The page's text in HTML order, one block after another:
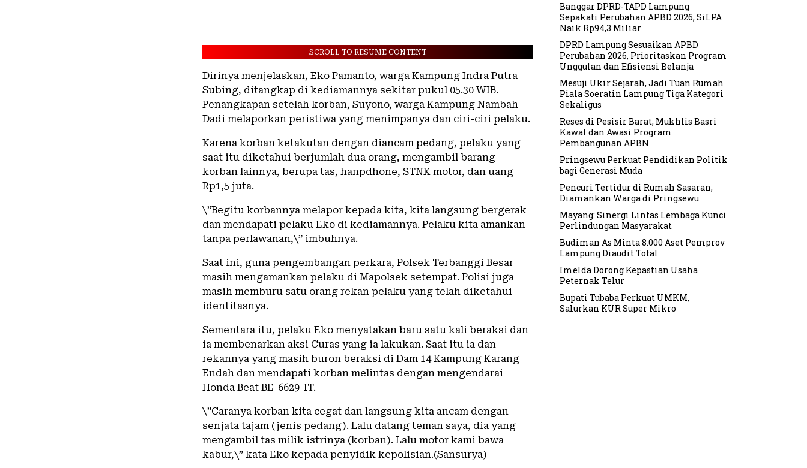
SCROLL TO RESUME CONTENT
Dirinya menjelaskan, Eko Pamanto, warga Kampung Indra Putra
Subing, ditangkap di kediamannya sekitar pukul 05.30 WIB.
Penangkapan setelah korban, Suyono, warga Kampung Nambah
Dadi melaporkan peristiwa yang menimpanya dan ciri-ciri pelaku.
Karena korban ketakutan dengan diancam pedang, pelaku yang
saat itu diketahui berjumlah dua orang, mengambil barang-
korban lainnya, berupa tas, hanpdhone, STNK motor, dan uang
Rp1,5 juta.
\”Begitu korbannya melapor kepada kita, kita langsung bergerak
dan mendapati pelaku Eko di kediamannya. Pelaku kita amankan
tanpa perlawanan,\” imbuhnya.
Saat ini, guna pengembangan perkara, Polsek Terbanggi Besar
masih mengamankan pelaku di Mapolsek setempat. Polisi juga
masih memburu satu orang rekan pelaku yang telah diketahui
identitasnya.
Sementara itu, pelaku Eko menyatakan baru satu kali beraksi dan
ia membenarkan aksi Curas yang ia lakukan. Saat itu ia dan
rekannya yang masih buron beraksi di Dam 14 Kampung Karang
Endah dan mendapati korban melintas dengan mengendarai
Honda Beat BE-6629-IT.
\”Caranya korban kita cegat dan langsung kita ancam dengan
senjata tajam (jenis pedang). Lalu datang teman saya, dia yang
mengambil tas milik istrinya (korban). Lalu motor kami bawa
kabur,\” kata Eko kepada penyidik kepolisian.(Sansurya)
Banggar DPRD-TAPD Lampung
Sepakati Perubahan APBD 2026, SiLPA
Naik Rp94,3 Miliar
DPRD Lampung Sesuaikan APBD
Perubahan 2026, Prioritaskan Program
Unggulan dan Efisiensi Belanja
Mesuji Ukir Sejarah, Jadi Tuan Rumah
Piala Soeratin Lampung Tiga Kategori
Sekaligus
Reses di Pesisir Barat, Mukhlis Basri
Kawal dan Awasi Program
Pembangunan APBN
Pringsewu Perkuat Pendidikan Politik
bagi Generasi Muda
Pencuri Tertidur di Rumah Sasaran,
Diamankan Warga di Pringsewu
Mayang: Sinergi Lintas Lembaga Kunci
Perlindungan Masyarakat
Budiman As Minta 8.000 Aset Pemprov
Lampung Diaudit Total
Imelda Dorong Kepastian Usaha
Peternak Telur
Bupati Tubaba Perkuat UMKM,
Salurkan KUR Super Mikro